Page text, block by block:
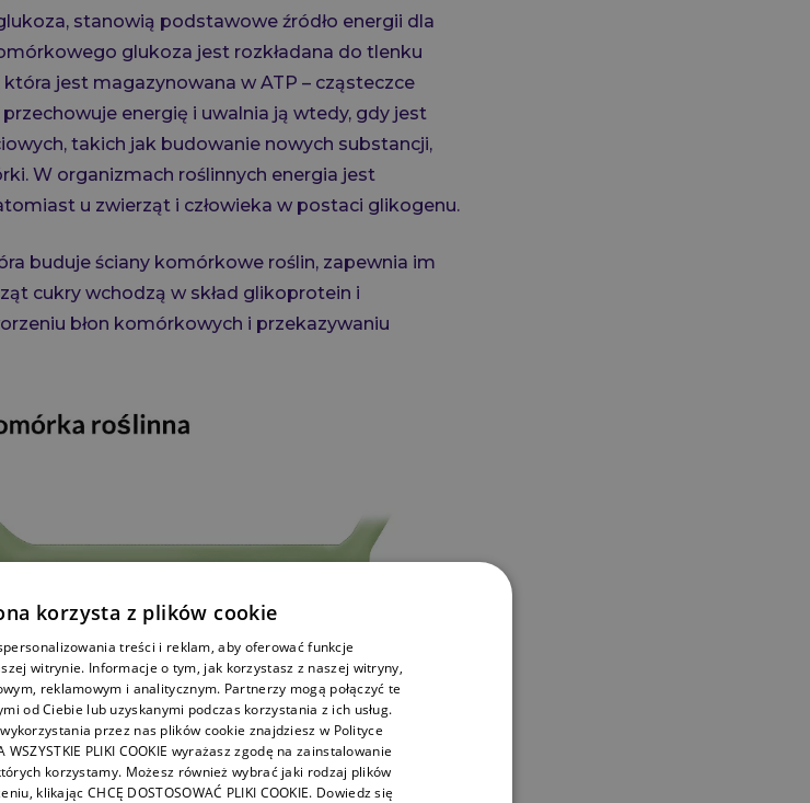
stanowią podstawowe źródło energii dla
glukoza jest rozkładana do tlenku
jest magazynowana w ATP – cząsteczce
energię i uwalnia ją wtedy, gdy jest
takich jak budowanie nowych substancji,
W organizmach roślinnych energia jest
u zwierząt i człowieka w postaci glikogenu.
buduje ściany komórkowe roślin, zapewnia im
cukry wchodzą w skład glikoprotein i
błon komórkowych i przekazywaniu
korzysta z plików cookie
treści i reklam, aby oferować funkcje
witrynie. Informacje o tym, jak korzystasz z naszej witryny,
reklamowym i analitycznym. Partnerzy mogą połączyć te
od Ciebie lub uzyskanymi podczas korzystania z ich usług.
przez nas plików cookie znajdziesz w Polityce
PLIKI COOKIE wyrażasz zgodę na zainstalowanie
korzystamy. Możesz również wybrać jaki rodzaj plików
klikając CHCĘ DOSTOSOWAĆ PLIKI COOKIE. Dowiedz się